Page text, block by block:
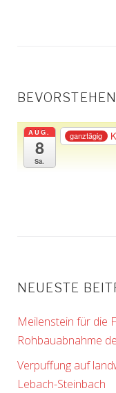
AUG.
8
Sa.
ganztägig
NEUESTE
Meilenstein für die
Rohbauabnahme
Verpuffung auf
Lebach-Steinbach